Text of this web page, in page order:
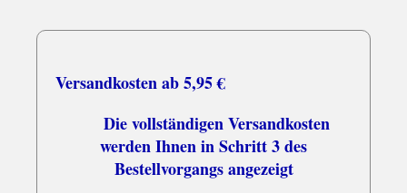
Versandkosten ab 5,95 €
Die vollständigen Versandkosten
werden Ihnen in Schritt 3 des
Bestellvorgangs angezeigt